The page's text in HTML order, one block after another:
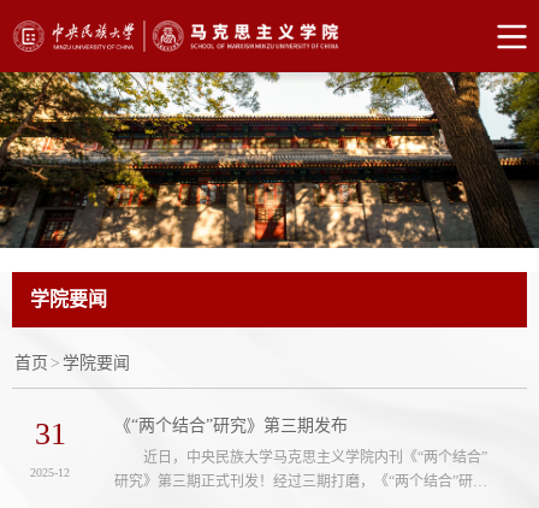
学院要闻
首页 > 学院要闻
31
2025-12
《“两个结合”研究》第三期发布
近日，中央民族大学马克思主义学院内刊《“两个结合”
研究》第三期正式刊发！经过三期打磨，《“两个结合”研